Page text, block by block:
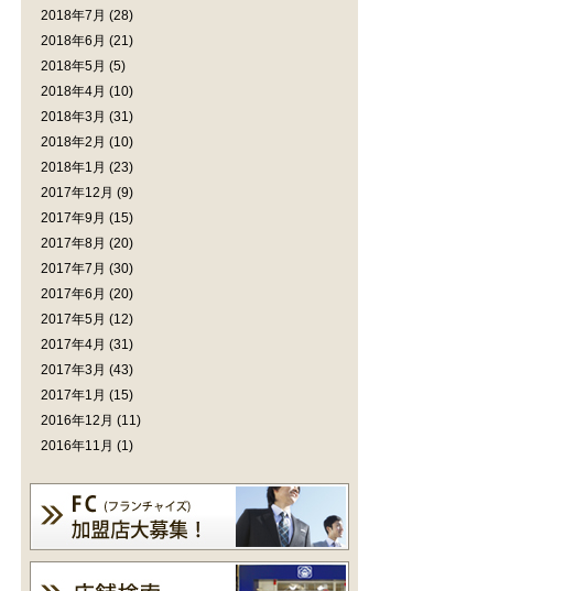
2018年7月 (28)
2018年6月 (21)
2018年5月 (5)
2018年4月 (10)
2018年3月 (31)
2018年2月 (10)
2018年1月 (23)
2017年12月 (9)
2017年9月 (15)
2017年8月 (20)
2017年7月 (30)
2017年6月 (20)
2017年5月 (12)
2017年4月 (31)
2017年3月 (43)
2017年1月 (15)
2016年12月 (11)
2016年11月 (1)